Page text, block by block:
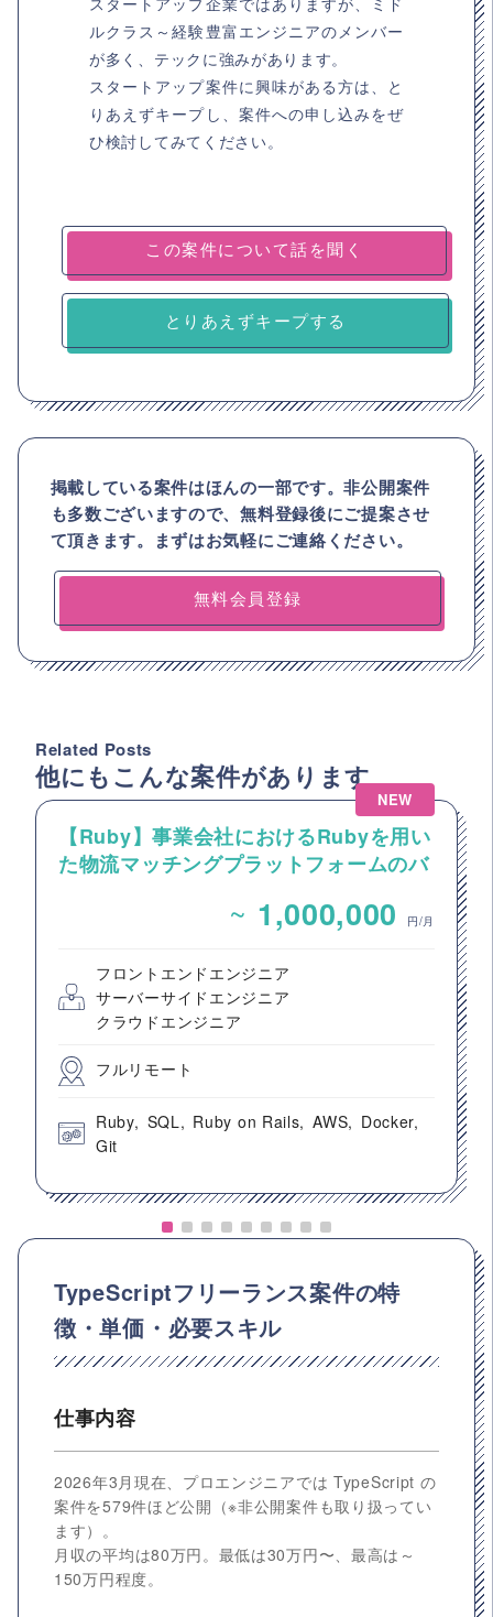
ルクラス～経験豊富エンジニアのメンバー
が多く、テックに強みがあります。
スタートアップ案件に興味がある方は、と
りあえずキープし、案件への申し込みをぜ
ひ検討してみてください。
とりあえずキープする
掲載している案件はほんの一部です。非公開案件
も多数ございますので、無料登録後にご提案させ
て頂きます。まずはお気軽にご連絡ください。
無料会員登録
Related Posts
他にもこんな案件があります
NEW
【Ruby】事業会社におけるRubyを用い
た物流マッチングプラットフォームのバ
~ 1,000,000 円/月
フロントエンドエンジニア
サーバーサイドエンジニア
クラウドエンジニア
フルリモート
Ruby SQL Ruby on Rails AWS
Docker
Git
TypeScriptフリーランス案件の特
徴・単価・必要スキル
仕事内容
2026年3月現在、プロエンジニアでは TypeScript の
案件を579件ほど公開（※非公開案件も取り扱ってい
ます）。
月収の平均は80万円。最低は30万円〜、最高は～
150万円程度。